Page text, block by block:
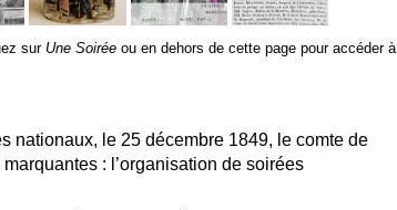
sur Une Soirée ou en dehors de cette page pour accéder à
nationaux, le 25 décembre 1849, le comte de
: l’organisation de soirées